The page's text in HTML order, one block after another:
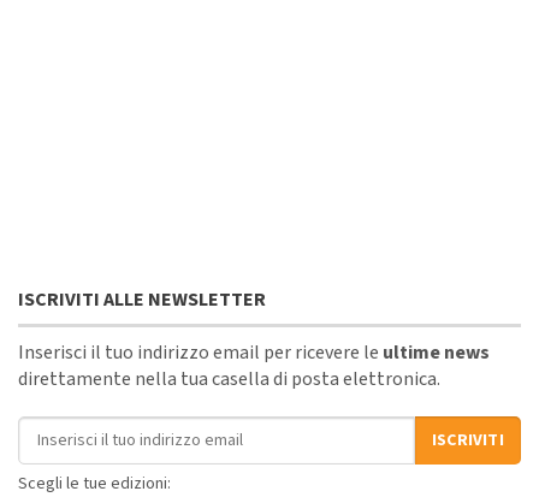
ISCRIVITI ALLE NEWSLETTER
Inserisci il tuo indirizzo email per ricevere le ultime news
direttamente nella tua casella di posta elettronica.
Indirizzo email
ISCRIVITI
Scegli le tue edizioni: